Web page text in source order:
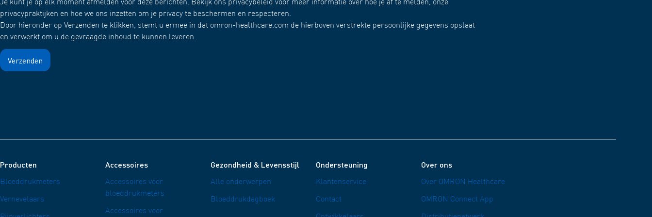
Je kunt je op elk moment afmelden voor deze berichten. Bekijk ons privacybeleid voor meer informatie over hoe je af te melden, onze
privacypraktijken en hoe we ons inzetten om je privacy te beschermen en respecteren.
Door hieronder op Verzenden te klikken, stemt u ermee in dat omron-healthcare.com de hierboven verstrekte persoonlijke gegevens opslaat
en verwerkt om u de gevraagde inhoud te kunnen leveren.
Producten
Bloeddrukmeters
Vernevelaars
Accessoires
Accessoires voor
bloeddrukmeters
Accessoires voor
Gezondheid & Levensstijl
Alle onderwerpen
Bloeddrukdagboek
Ondersteuning
Klantenservice
Contact
Over ons
Over OMRON Healthcare
OMRON Connect App